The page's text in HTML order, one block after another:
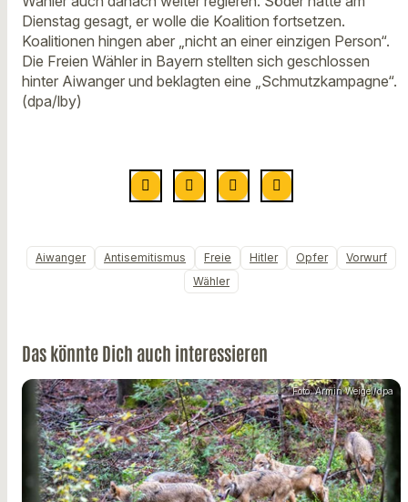
Dienstag gesagt, er wolle die Koalition fortsetzen.
Koalitionen hingen aber „nicht an einer einzigen Person“.
Die Freien Wähler in Bayern stellten sich geschlossen
hinter Aiwanger und beklagten eine „Schmutzkampagne“.
(dpa/lby)
Aiwanger Antisemitismus Freie Hitler Opfer
Vorwurf
Wähler
Das könnte Dich auch interessieren
Foto: Armin Weigel/dpa